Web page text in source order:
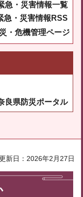
急・災害情報一覧
急・災害情報RSS
・危機管理ページ
良県防災ポータル
新日：2026年2月27日